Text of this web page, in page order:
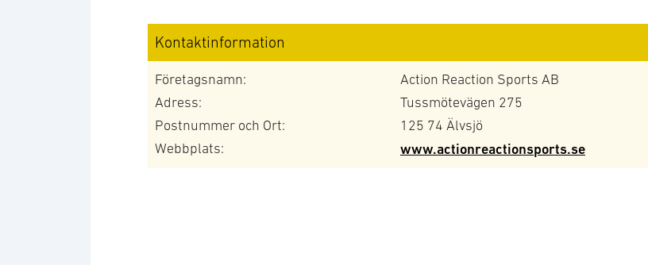
Kontaktinformation
Företagsnamn:
Action Reaction Sports AB
Adress:
Tussmötevägen 275
Postnummer och Ort:
125 74 Älvsjö
Webbplats:
www.actionreactionsports.se